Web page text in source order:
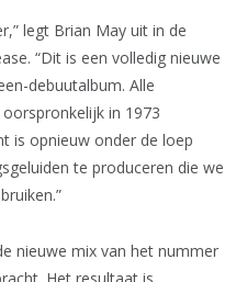
legt Brian May uit in de
“Dit is een volledig nieuwe
debuutalbum. Alle
in 1973
is opnieuw onder de loep
te produceren die we
nieuwe mix van het nummer